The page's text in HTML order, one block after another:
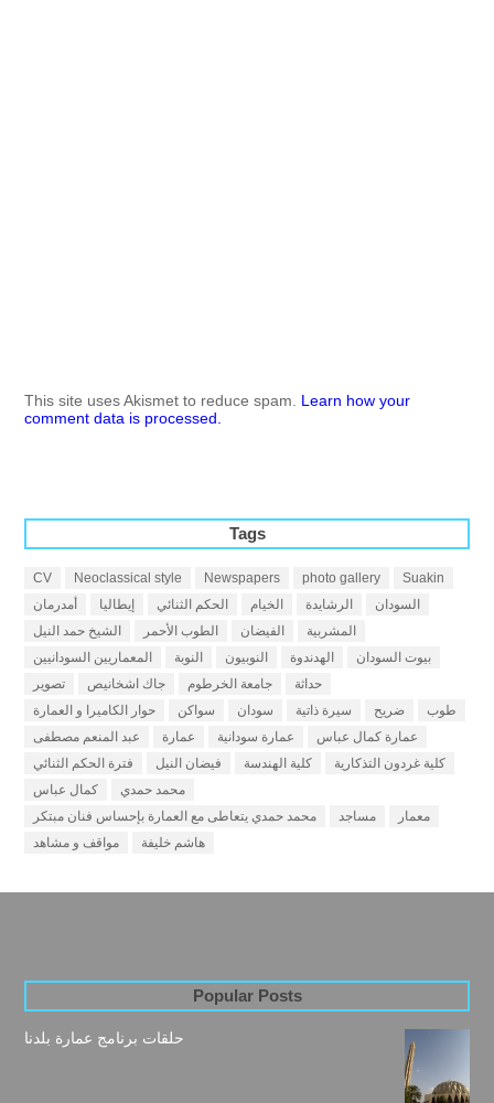
This site uses Akismet to reduce spam. Learn how your
comment data is processed.
Tags
CV Neoclassical style Newspapers photo gallery
Suakin
أمدرمان
إيطاليا الحكم الثنائي الخيام الرشايدة
السودان
الشيخ حمد النيل
الطوب الأحمر الفيضان
المشربية
المعماريين السودانيين
النوبة النوبيون الهدندوة
بيوت السودان
تصوير
جاك اشخانيص جامعة الخرطوم
حداثة
حوار الكاميرا و العمارة
سواكن سودان سيرة ذاتية ضريح
طوب
عبد المنعم مصطفى
عمارة عمارة سودانية
عمارة كمال عباس
فترة الحكم الثنائي
فيضان النيل كلية الهندسة
كلية غردون التذكارية
كمال عباس
محمد حمدي
محمد حمدي يتعاطى مع العمارة بإحساس فنان مبتكر
مساجد
معمار
مواقف و مشاهد
هاشم خليفة
Popular Posts
حلقات برنامج عمارة بلدنا